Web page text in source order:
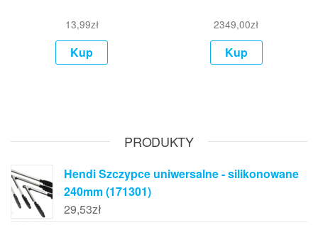
13,99zł
Kup
2349,00zł
Kup
PRODUKTY
Hendi Szczypce uniwersalne - silikonowane
240mm (171301)
29,53zł